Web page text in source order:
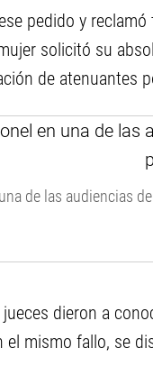
pedido y
solicitó su
de atenuantes
de las audiencias
dieron a
el mismo fallo, se